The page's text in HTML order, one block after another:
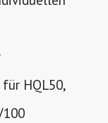
HQL50,